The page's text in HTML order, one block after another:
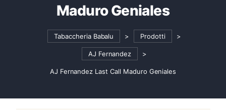
Maduro Geniales
Tabaccheria Babalu > Prodotti >
AJ Fernandez >
AJ Fernandez Last Call Maduro Geniales